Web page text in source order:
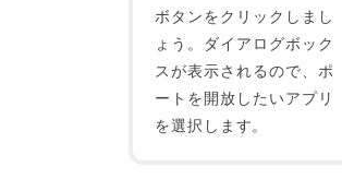
ボタンをクリックしまし
ょう。ダイアログボック
スが表示されるので、ポ
ートを開放したいアプリ
を選択します。